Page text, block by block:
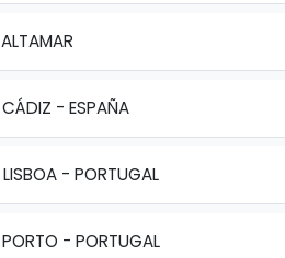
ALTAMAR
CÁDIZ - ESPAÑA
LISBOA - PORTUGAL
PORTO - PORTUGAL